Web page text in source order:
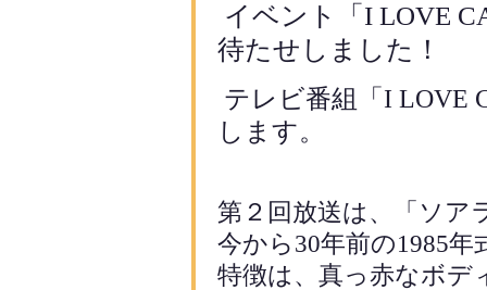
イベント「 I LOVE
待たせしました！
テレビ番組「 I LOVE
します。
第２ 回放送は、「ソア
今から30年前の1985年
特徴は、真っ赤なボデ